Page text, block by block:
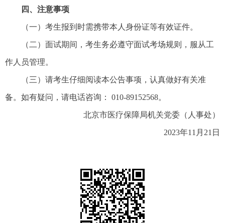
四、注意事项
（一）考生报到时需携带本人身份证等有效证件。
（二）面试期间，考生务必遵守面试考场规则，服从工
作人员管理。
（三）请考生仔细阅读本公告事项，认真做好有关准
备。如有疑问，请电话咨询： 010-89152568。
北京市医疗保障局机关党委（人事处）
2023年11月21日